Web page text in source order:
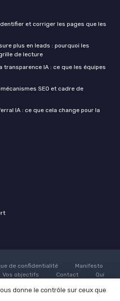
et corriger les pages que les
plus en leads : pourquoi les
de lecture
transparence IA : ce que les équipes
SEO et cadre de
IA : ce que cela change pour la
de confidentialité
Manifesto
Vos objectifs Contact
Qui
d'expert
Devenir un
donne le contrôle sur ceux que